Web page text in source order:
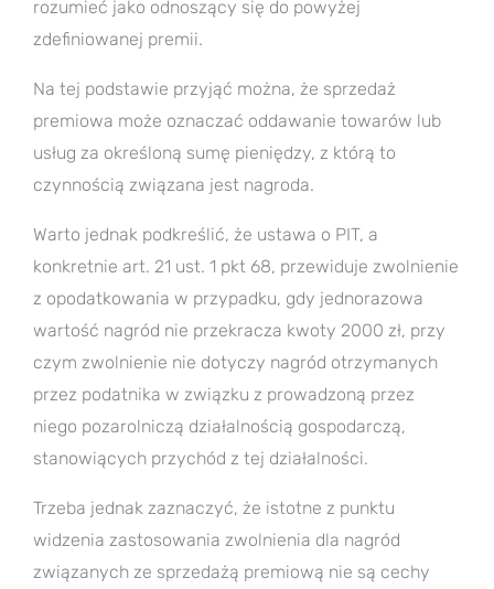
rozumieć jako odnoszący się do powyżej
zdefiniowanej premii.
Na tej podstawie przyjąć można, że sprzedaż
premiowa może oznaczać oddawanie towarów lub
usług za określoną sumę pieniędzy, z którą to
czynnością związana jest nagroda.
Warto jednak podkreślić, że ustawa o PIT, a
konkretnie art. 21 ust. 1 pkt 68, przewiduje zwolnienie
z opodatkowania w przypadku, gdy jednorazowa
wartość nagród nie przekracza kwoty 2000 zł, przy
czym zwolnienie nie dotyczy nagród otrzymanych
przez podatnika w związku z prowadzoną przez
niego pozarolniczą działalnością gospodarczą,
stanowiących przychód z tej działalności.
Trzeba jednak zaznaczyć, że istotne z punktu
widzenia zastosowania zwolnienia dla nagród
związanych ze sprzedażą premiową nie są cechy